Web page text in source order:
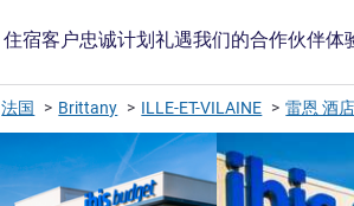
住宿客户忠诚计划礼遇我们的合作伙伴体
法国 Brittany ILLE-ET-VILAINE 雷恩 酒店